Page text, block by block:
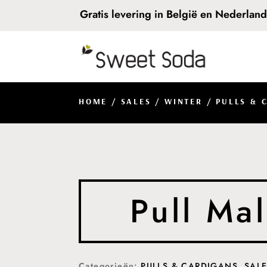
Gratis levering in België en
HOME / SALES /WINTER / PULLS &
Pull